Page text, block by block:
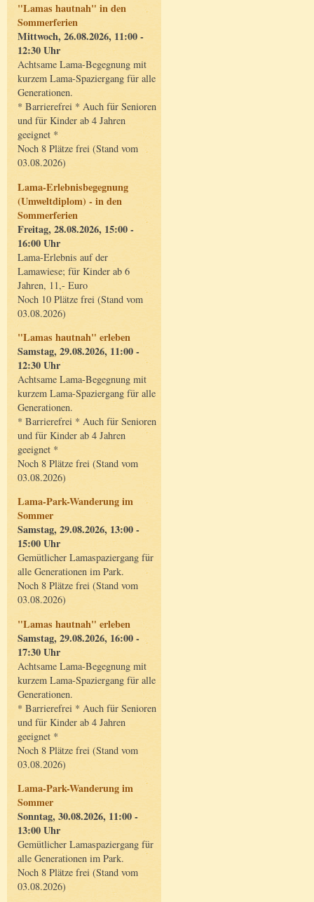
"Lamas hautnah" in den
Sommerferien
Mittwoch, 26.08.2026, 11:00 -
12:30 Uhr
Achtsame Lama-Begegnung mit
kurzem Lama-Spaziergang für alle
Generationen.
* Barrierefrei * Auch für Senioren
und für Kinder ab 4 Jahren
geeignet *
Noch 8 Plätze frei (Stand vom
03.08.2026)
Lama-Erlebnisbegegnung
(Umweltdiplom) - in den
Sommerferien
Freitag, 28.08.2026, 15:00 -
16:00 Uhr
Lama-Erlebnis auf der
Lamawiese; für Kinder ab 6
Jahren, 11,- Euro
Noch 10 Plätze frei (Stand vom
03.08.2026)
"Lamas hautnah" erleben
Samstag, 29.08.2026, 11:00 -
12:30 Uhr
Achtsame Lama-Begegnung mit
kurzem Lama-Spaziergang für alle
Generationen.
* Barrierefrei * Auch für Senioren
und für Kinder ab 4 Jahren
geeignet *
Noch 8 Plätze frei (Stand vom
03.08.2026)
Lama-Park-Wanderung im
Sommer
Samstag, 29.08.2026, 13:00 -
15:00 Uhr
Gemütlicher Lamaspaziergang für
alle Generationen im Park.
Noch 8 Plätze frei (Stand vom
03.08.2026)
"Lamas hautnah" erleben
Samstag, 29.08.2026, 16:00 -
17:30 Uhr
Achtsame Lama-Begegnung mit
kurzem Lama-Spaziergang für alle
Generationen.
* Barrierefrei * Auch für Senioren
und für Kinder ab 4 Jahren
geeignet *
Noch 8 Plätze frei (Stand vom
03.08.2026)
Lama-Park-Wanderung im
Sommer
Sonntag, 30.08.2026, 11:00 -
13:00 Uhr
Gemütlicher Lamaspaziergang für
alle Generationen im Park.
Noch 8 Plätze frei (Stand vom
03.08.2026)